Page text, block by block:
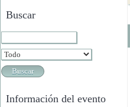
Buscar
Información del evento